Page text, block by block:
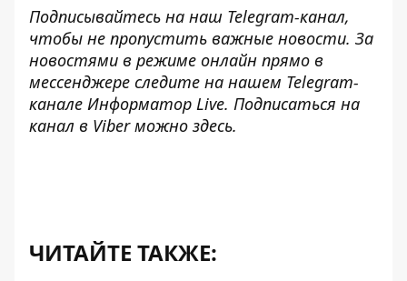
Подписывайтесь на наш Telegram-канал,
чтобы не пропустить важные новости. За
новостями в режиме онлайн прямо в
мессенджере следите на нашем Telegram-
канале Информатор Live. Подписаться на
канал в Viber можно здесь.
ЧИТАЙТЕ ТАКЖЕ: